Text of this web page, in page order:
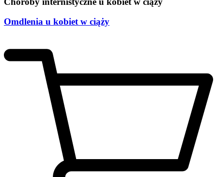
Omdlenia u kobiet w ciąży